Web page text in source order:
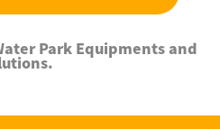
Park Equipments and